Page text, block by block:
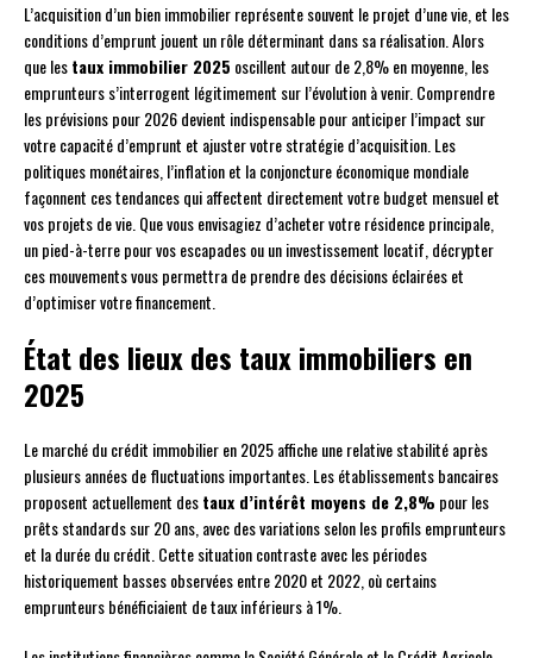
L’acquisition d’un bien immobilier représente souvent le projet d’une vie, et les
conditions d’emprunt jouent un rôle déterminant dans sa réalisation. Alors
que lestaux immobilier 2025 oscillent autour de 2,8% en moyenne, les
emprunteurs s’interrogent légitimement sur l’évolution à venir. Comprendre
les prévisions pour 2026 devient indispensable pour anticiper l’impact sur
votre capacité d’emprunt et ajuster votre stratégie d’acquisition. Les
politiques monétaires, l’inflation et la conjoncture économique mondiale
façonnent ces tendances qui affectent directement votre budget mensuel et
vos projets de vie. Que vous envisagiez d’acheter votre résidence principale,
un pied-à-terre pour vos escapades ou un investissement locatif, décrypter
ces mouvements vous permettra de prendre des décisions éclairées et
d’optimiser votre financement.
État des lieux des taux immobiliers en
2025
Le marché du crédit immobilier en 2025 affiche une relative stabilité après
plusieurs années de fluctuations importantes. Les établissements bancaires
proposent actuellement destaux d’intérêt moyens de 2,8% pour les
prêts standards sur 20 ans, avec des variations selon les profils emprunteurs
et la durée du crédit. Cette situation contraste avec les périodes
historiquement basses observées entre 2020 et 2022, où certains
emprunteurs bénéficiaient de taux inférieurs à 1%.